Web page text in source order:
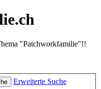
"Patchworkfamilie"!!
Erweiterte Suche